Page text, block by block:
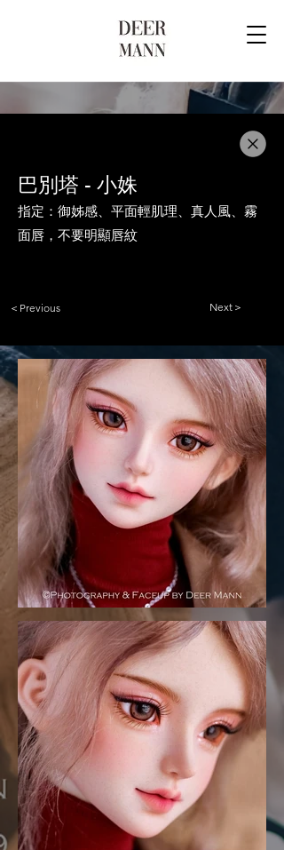
巴別塔 - 小姝
指定：御姊感、平面輕肌理、真人風、霧
面唇，不要明顯唇紋
＜Previous Next＞